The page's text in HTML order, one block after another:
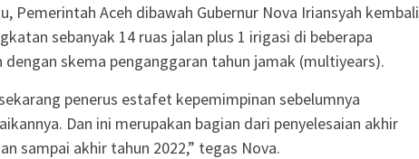
Pemerintah Aceh dibawah Gubernur Nova Iriansyah kembali
sebanyak 14 ruas jalan plus 1 irigasi di beberapa
skema penganggaran tahun jamak (multiyears).
penerus estafet kepemimpinan sebelumnya
Dan ini merupakan bagian dari penyelesaian akhir
sampai akhir tahun 2022,” tegas Nova.